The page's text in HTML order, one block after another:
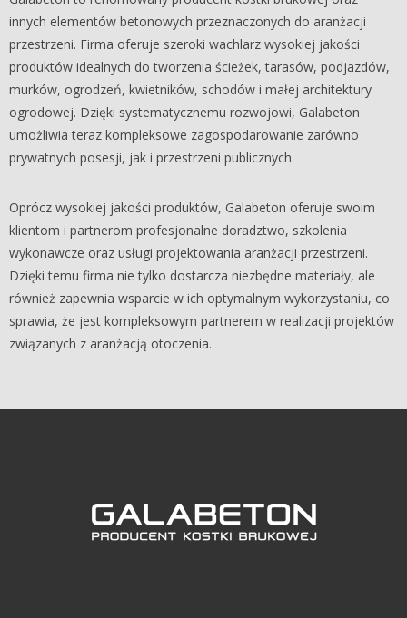
innych elementów betonowych przeznaczonych do aranżacji
przestrzeni. Firma oferuje szeroki wachlarz wysokiej jakości
produktów idealnych do tworzenia ścieżek, tarasów, podjazdów,
murków, ogrodzeń, kwietników, schodów i małej architektury
ogrodowej. Dzięki systematycznemu rozwojowi, Galabeton
umożliwia teraz kompleksowe zagospodarowanie zarówno
prywatnych posesji, jak i przestrzeni publicznych.
Oprócz wysokiej jakości produktów, Galabeton oferuje swoim
klientom i partnerom profesjonalne doradztwo, szkolenia
wykonawcze oraz usługi projektowania aranżacji przestrzeni.
Dzięki temu firma nie tylko dostarcza niezbędne materiały, ale
również zapewnia wsparcie w ich optymalnym wykorzystaniu, co
sprawia, że jest kompleksowym partnerem w realizacji projektów
związanych z aranżacją otoczenia.